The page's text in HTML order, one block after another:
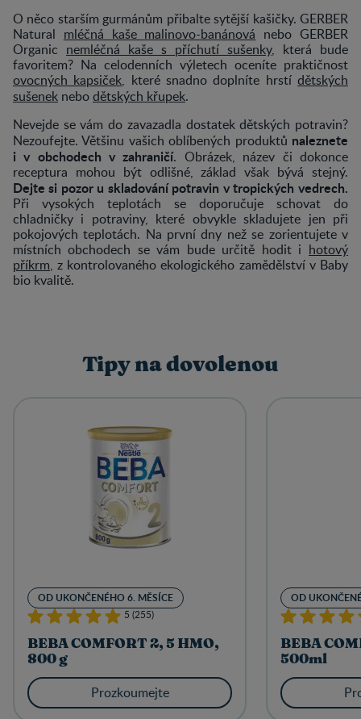
O něco starším gurmánům přibalte sytější kašičky. GERBER
Natural mléčná kaše malinovo-banánová nebo GERBER
Organic nemléčná kaše s příchutí sušenky, která bude
favoritem? Na celodenních výletech oceníte praktičnost
ovocných kapsiček, které snadno doplníte hrstí dětských
sušenek nebodětských křupek.
Nevejde se vám do zavazadla dostatek dětských potravin?
Nezoufejte. Většinu vašich oblíbených produktů naleznete
i v obchodech v zahraničí. Obrázek, název či dokonce
receptura mohou být odlišné, základ však bývá stejný.
Dejte si pozor u skladování potravin v tropických vedrech.
Při vysokých teplotách se doporučuje schovat do
chladničky i potraviny, které obvykle skladujete jen při
pokojových teplotách. Na první dny než se zorientujete v
místních obchodech se vám bude určitě hodit i hotový
příkrm, z kontrolovaného ekologického zamědělství v Baby
bio kvalitě.
Tipy na dovolenou
OD UKONČENÉHO 6. MĚSÍCE
5 (255)
BEBA COMFORT 2, 5 HMO,
800 g
Prozkoumejte
OD
BEBA
500ml